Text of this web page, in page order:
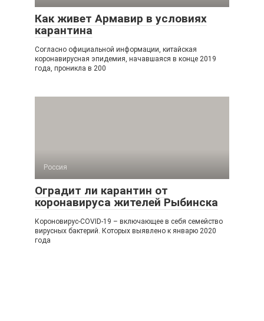
Как живет Армавир в условиях
карантина
Согласно официальной информации, китайская
коронавирусная эпидемия, начавшаяся в конце 2019
года, проникла в 200
Россия
Оградит ли карантин от
коронавируса жителей Рыбинска
Короновирус-COVID-19 – включающее в себя семейство
вирусных бактерий. Которых выявлено к январю 2020
года